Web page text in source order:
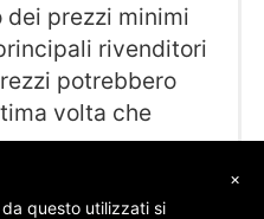
prezzi minimi
rivenditori
potrebbero
volta che
×
questo utilizzati si